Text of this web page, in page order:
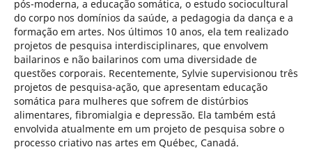
pós-moderna, a educação somática, o estudo sociocultural
do corpo nos domínios da saúde, a pedagogia da dança e a
formação em artes. Nos últimos 10 anos, ela tem realizado
projetos de pesquisa interdisciplinares, que envolvem
bailarinos e não bailarinos com uma diversidade de
questões corporais. Recentemente, Sylvie supervisionou três
projetos de pesquisa-ação, que apresentam educação
somática para mulheres que sofrem de distúrbios
alimentares, fibromialgia e depressão. Ela também está
envolvida atualmente em um projeto de pesquisa sobre o
processo criativo nas artes em Québec, Canadá.